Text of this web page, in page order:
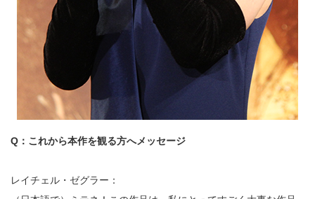
Q：これから本作を観る方へメッセージ
レイチェル・ゼグラー：